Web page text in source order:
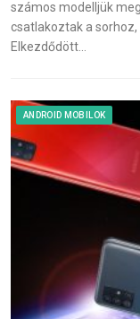
számos modelljük
csatlakoztak a
Elkezdődött…
ANDROID MOBILOK